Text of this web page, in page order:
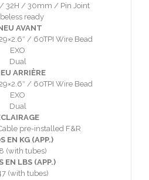
32H / 30mm / Pin Joint
ready
AVANT
/ 60TPI Wire Bead
EXO
Dual
ARRIÈRE
/ 60TPI Wire Bead
EXO
Dual
pre-installed F&R
EN KG (APP.)
(with tubes)
EN LBS (APP.)
(with tubes)